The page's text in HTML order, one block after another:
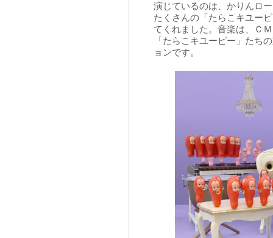
演じているのは、かりんロ
たくさんの「たらこキユー
てくれました。音楽は、Ｃ
「たらこキユーピー」たち
ョンです。